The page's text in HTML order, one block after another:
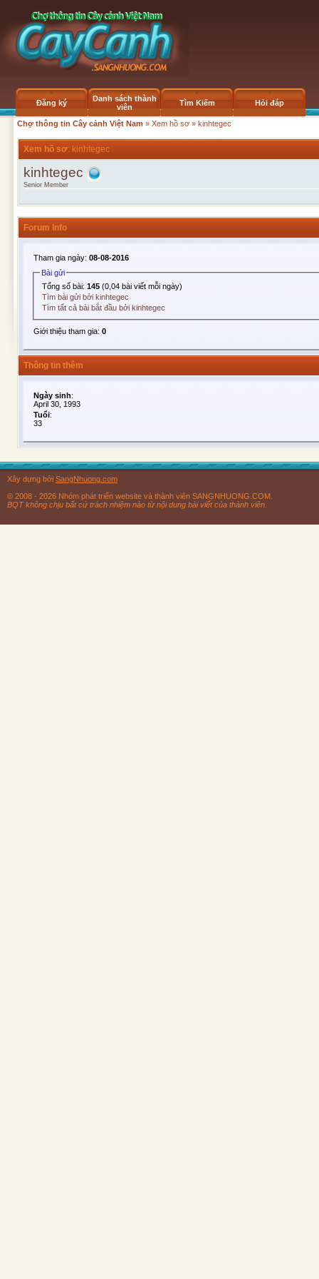
Đăng ký
Danh sách thành
viên
Tìm Kiếm Hỏi đáp
Chợ thông tin Cây cảnh Việt Nam » Xem hồ sơ » kinhtegec
Xem hồ sơ: kinhtegec
kinhtegec
Senior Member
Forum Info
Tham gia ngày: 08-08-2016
Bài gửi
Tổng số bài:145 (0,04 bài viết mỗi ngày)
Tìm bài gửi bởi kinhtegec
Tìm tất cả bài bắt đầu bởi kinhtegec
Giới thiệu tham gia: 0
Thông tin thêm
Ngày sinh:
April 30, 1993
Tuổi:
33
Xây dựng bởi SangNhuong.com
© 2008 - 2026 Nhóm phát triển website và thành viên SANGNHUONG.COM.
BQT không chịu bất cứ trách nhiệm nào từ nội dung bài viết của thành viên.